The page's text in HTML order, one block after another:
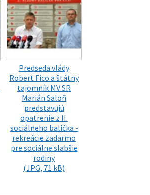
Predseda vlády
Robert Fico a štátny
tajomník MV SR
Marián Saloň
predstavujú
opatrenie z II.
sociálneho balíčka -
rekreácie zadarmo
pre sociálne slabšie
rodiny
(JPG, 71 kB)